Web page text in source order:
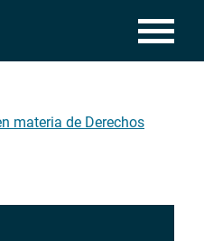
contenido
materia de Derechos